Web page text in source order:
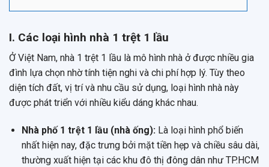
I. Các loại hình nhà 1 trệt 1 lầu
Ở Việt Nam, nhà 1 trệt 1 lầu là mô hình nhà ở được nhiều gia
đình lựa chọn nhờ tính tiện nghi và chi phí hợp lý. Tùy theo
diện tích đất, vị trí và nhu cầu sử dụng, loại hình nhà này
được phát triển với nhiều kiểu dáng khác nhau.
Nhà phố 1 trệt 1 lầu (nhà ống):Là loại hình phổ biến
nhất hiện nay, đặc trưng bởi mặt tiền hẹp và chiều sâu dài,
thường xuất hiện tại các khu đô thị đông dân như TP.HCM